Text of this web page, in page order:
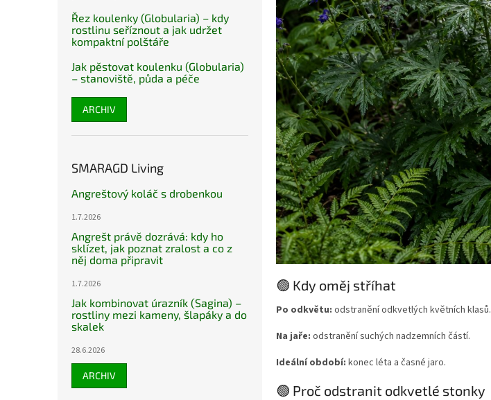
Řez koulenky (Globularia) – kdy
rostlinu seříznout a jak udržet
kompaktní polštáře
Jak pěstovat koulenku (Globularia)
– stanoviště, půda a péče
ARCHIV
SMARAGD Living
Angreštový koláč s drobenkou
1.7.2026
Angrešt právě dozrává: kdy ho
sklízet, jak poznat zralost a co z
něj doma připravit
1.7.2026
Jak kombinovat úrazník (Sagina) –
rostliny mezi kameny, šlapáky a do
skalek
28.6.2026
ARCHIV
🟢 Kdy oměj stříhat
Po odkvětu: odstranění odkvetlých květních klasů.
Na jaře: odstranění suchých nadzemních částí.
Ideální období: konec léta a časné jaro.
🟢 Proč odstranit odkvetlé stonky